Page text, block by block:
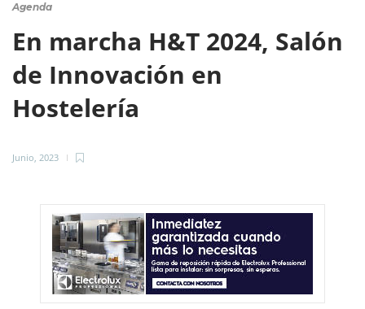
Agenda
En marcha H&T 2024, Salón
de Innovación en
Hostelería
Junio, 2023